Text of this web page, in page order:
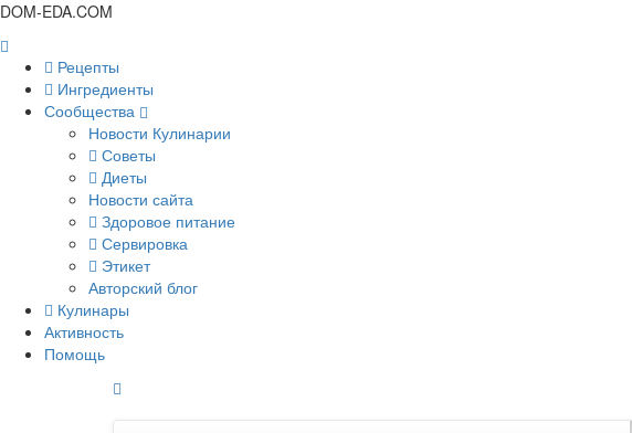
DOM-EDA.COM
Рецепты
Ингредиенты
Сообщества
Новости Кулинарии
Советы
Диеты
Новости сайта
Здоровое питание
Сервировка
Этикет
Авторский блог
Кулинары
Активность
Помощь